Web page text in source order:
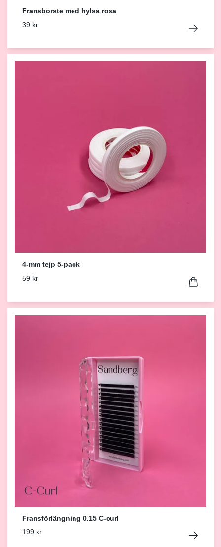
Fransborste med hylsa rosa
39 kr
4-mm tejp 5-pack
59 kr
Fransförlängning 0.15 C-curl
199 kr